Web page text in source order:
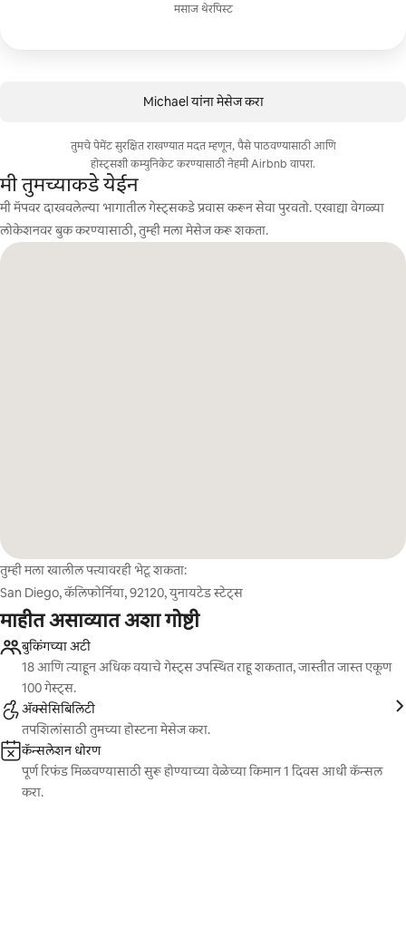
मसाज थेरपिस्ट
Michael यांना मेसेज करा
तुमचे पेमेंट सुरक्षित राखण्यात मदत म्हणून, पैसे पाठवण्यासाठी आणि
होस्ट्सशी कम्युनिकेट करण्यासाठी नेहमी Airbnb वापरा.
मी तुमच्याकडे येईन
मी मॅपवर दाखवलेल्या भागातील गेस्ट्सकडे प्रवास करून सेवा पुरवतो. एखाद्या वेगळ्या
लोकेशनवर बुक करण्यासाठी, तुम्ही मला मेसेज करू शकता.
तुम्ही मला खालील पत्त्यावरही भेटू शकता:
San Diego, कॅलिफोर्निया, 92120, युनायटेड स्टेट्स
माहीत असाव्यात अशा गोष्टी
बुकिंगच्या अटी
18 आणि त्याहून अधिक वयाचे गेस्ट्स उपस्थित राहू शकतात, जास्तीत जास्त एकूण
100 गेस्ट्स.
ॲक्सेसिबिलिटी
तपशिलांसाठी तुमच्या होस्टना मेसेज करा.
कॅन्सलेशन धोरण
पूर्ण रिफंड मिळवण्यासाठी सुरू होण्याच्या वेळेच्या किमान 1 दिवस आधी कॅन्सल
करा.